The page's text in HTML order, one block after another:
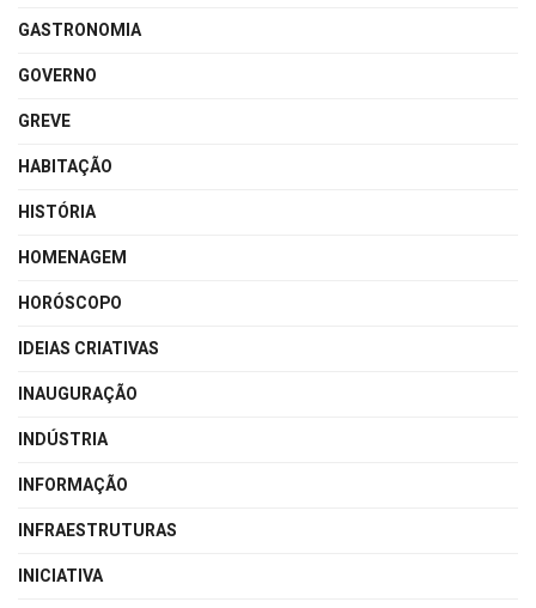
GASTRONOMIA
GOVERNO
GREVE
HABITAÇÃO
HISTÓRIA
HOMENAGEM
HORÓSCOPO
IDEIAS CRIATIVAS
INAUGURAÇÃO
INDÚSTRIA
INFORMAÇÃO
INFRAESTRUTURAS
INICIATIVA